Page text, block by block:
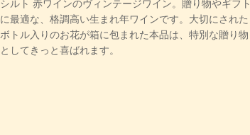
シルト 赤ワインのヴィンテージワイン。贈り物やギフト
に最適な、格調高い生まれ年ワインです。大切にされた
ボトル入りのお花が箱に包まれた本品は、特別な贈り物
としてきっと喜ばれます。